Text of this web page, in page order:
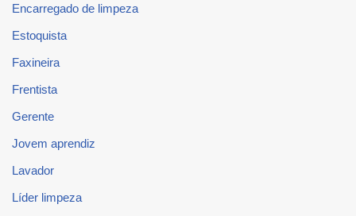
Encarregado de limpeza
Estoquista
Faxineira
Frentista
Gerente
Jovem aprendiz
Lavador
Líder limpeza